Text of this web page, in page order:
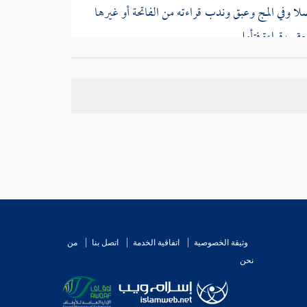
وفي المجوعبقوندب قراءته من الفاتحة أو غيرها
قراءة فتأمل .
وأما على مقابله فلأنه يرجع قائما بقصد الرفع من
وثيقة الخصوصية اتفاقية الخدمة اتصل بنا
من
نحن